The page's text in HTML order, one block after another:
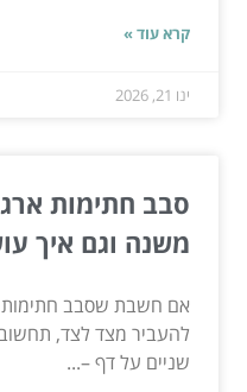
קרא עוד »
ינו 21, 2026
סבב חתימות
משנה וגם איך
אם חשבת שסבב חתימות
להעביר מצד לצד,
שניים על דף –...